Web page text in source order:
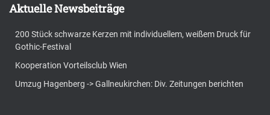
Aktuelle Newsbeiträge
200 Stück schwarze Kerzen mit individuellem, weißem Druck für
Gothic-Festival
Kooperation Vorteilsclub Wien
Umzug Hagenberg -> Gallneukirchen: Div. Zeitungen berichten